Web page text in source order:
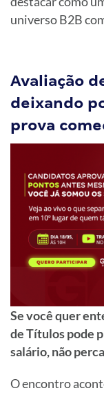
universo B2B
Avaliação
deixando
prova
Se você quer
de Títulos pode
salário, não
O encontro